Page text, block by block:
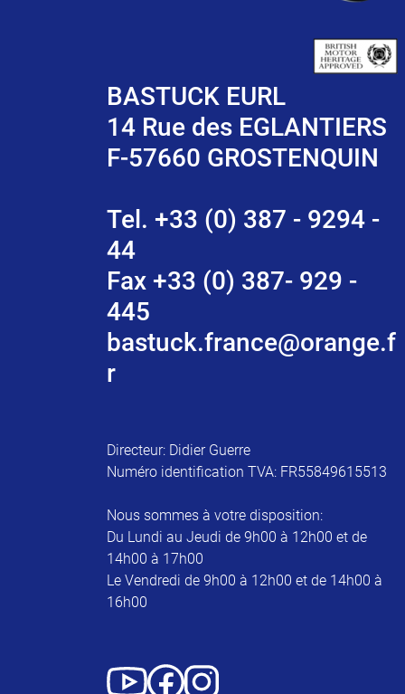
BASTUCK EURL
14 Rue des EGLANTIERS
F-57660 GROSTENQUIN
Tel. +33 (0) 387 - 9294 -
44
Fax +33 (0) 387- 929 -
445
bastuck.france@orange.f
r
Directeur: Didier Guerre
Numéro identification TVA: FR55849615513
Nous sommes à votre disposition:
Du Lundi au Jeudi de 9h00 à 12h00 et de
14h00 à 17h00
Le Vendredi de 9h00 à 12h00 et de 14h00 à
16h00